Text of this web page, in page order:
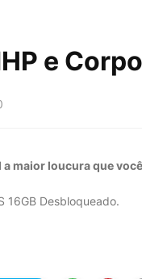
e
a maior loucura que
16GB Desbloqueado.